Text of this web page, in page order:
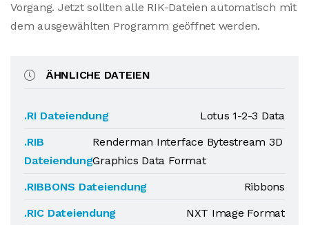
Vorgang. Jetzt sollten alle RIK-Dateien automatisch mit
dem ausgewählten Programm geöffnet werden.
ÄHNLICHE DATEIEN
.RI Dateiendung
Lotus 1-2-3 Data
.RIB
Dateiendung
Renderman Interface Bytestream 3D
Graphics Data Format
.RIBBONS Dateiendung
Ribbons
.RIC Dateiendung
NXT Image Format